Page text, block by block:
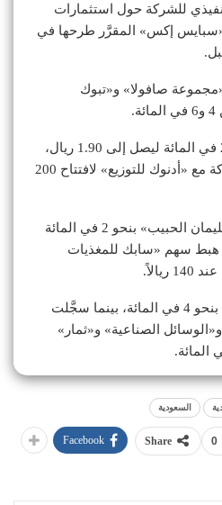
للشركة حول استثمارات
«سبايس إكس» المقرَّر طرحها في
صافولا» و«تبوك
وقفز سهم «أميركانا» بنحو 2 في المائة ليصل إلى 1.90 ريال،
وذلك بعد إعلان الشركة شراكة مع «أدنوك للتوزيع» لافتتاح 200
في المقابل، تراجع سهم «سليمان الحبيب» بنحو 2 في المائة
ريال، كما هبط سهم «سابك للمغذيات
وانخفض سهم «بوبا العربية» بنحو 4 في المائة، بينما سجَّلت
الصناعية» و«ثمار»
السعودية
0
Share
Facebook